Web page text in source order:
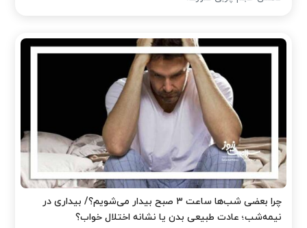
چرا بعضی شب‌ها ساعت ۳ صبح بیدار می‌شویم؟/ بیداری در
نیمه‌شب؛ عادت طبیعی بدن یا نشانه اختلال خواب؟